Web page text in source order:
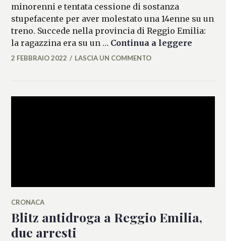
minorenni e tentata cessione di sostanza
stupefacente per aver molestato una 14enne su un
treno. Succede nella provincia di Reggio Emilia:
la ragazzina era su un … Continua a leggere
ALESSIA
2 FEBBRAIO 2022 LASCIA UN COMMENTO
CRONACA
Blitz antidroga a Reggio Emilia,
due arresti